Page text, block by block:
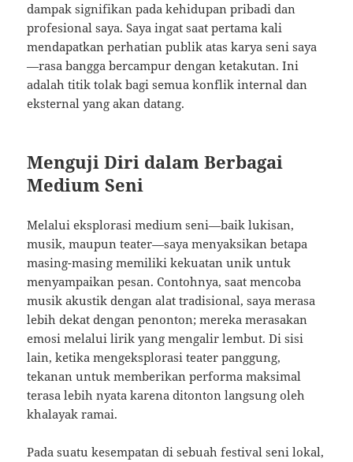
dampak signifikan pada kehidupan pribadi dan
profesional saya. Saya ingat saat pertama kali
mendapatkan perhatian publik atas karya seni saya
—rasa bangga bercampur dengan ketakutan. Ini
adalah titik tolak bagi semua konflik internal dan
eksternal yang akan datang.
Menguji Diri dalam Berbagai
Medium Seni
Melalui eksplorasi medium seni—baik lukisan,
musik, maupun teater—saya menyaksikan betapa
masing-masing memiliki kekuatan unik untuk
menyampaikan pesan. Contohnya, saat mencoba
musik akustik dengan alat tradisional, saya merasa
lebih dekat dengan penonton; mereka merasakan
emosi melalui lirik yang mengalir lembut. Di sisi
lain, ketika mengeksplorasi teater panggung,
tekanan untuk memberikan performa maksimal
terasa lebih nyata karena ditonton langsung oleh
khalayak ramai.
Pada suatu kesempatan di sebuah festival seni lokal,